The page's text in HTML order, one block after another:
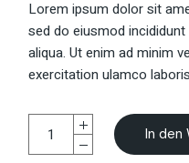
Lorem ipsum dolor sit
sed do eiusmod
aliqua. Ut enim ad minim
exercitation ulamco
In den